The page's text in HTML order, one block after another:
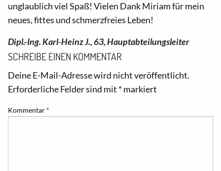
unglaublich viel Spaß! Vielen Dank Miriam für mein
neues, fittes und schmerzfreies Leben!
Dipl.-Ing. Karl-Heinz J., 63, Hauptabteilungsleiter
SCHREIBE EINEN KOMMENTAR
Deine E-Mail-Adresse wird nicht veröffentlicht.
Erforderliche Felder sind mit *markiert
Kommentar *